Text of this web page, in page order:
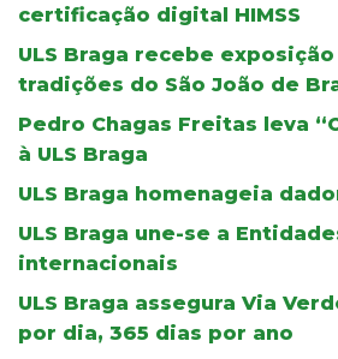
certificação digital HIMSS
ULS Braga recebe
tradições do São João de
Pedro Chagas Freitas leva
à ULS Braga
ULS Braga homenageia
ULS Braga une-se a
internacionais
ULS Braga assegura Via
por dia, 365 dias por ano